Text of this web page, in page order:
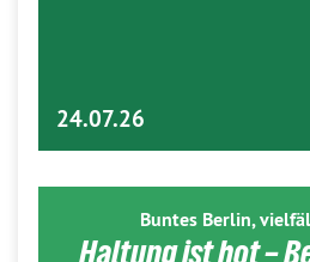
24.07.26
Buntes Berlin,
Haltung ist hot –